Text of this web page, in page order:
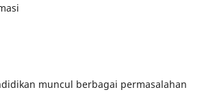
muncul berbagai permasalahan